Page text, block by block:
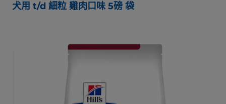
犬用 t/d 細粒 雞肉口味 5磅 袋